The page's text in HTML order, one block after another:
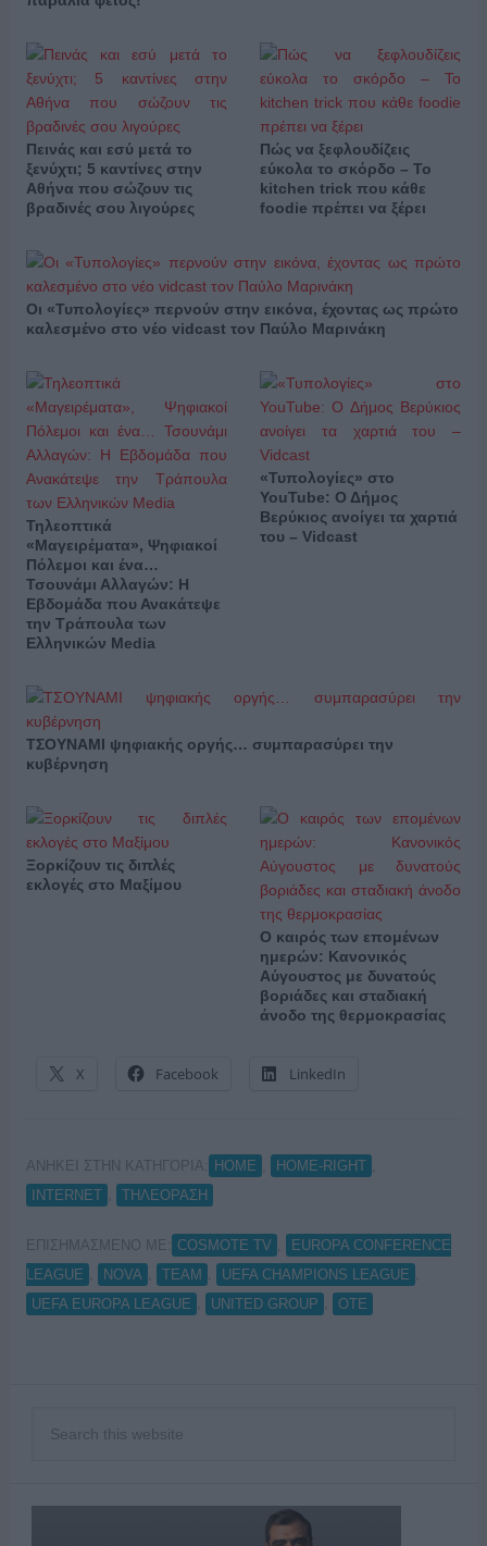
Πεινάς και εσύ μετά το
ξενύχτι; 5 καντίνες στην
Αθήνα που σώζουν τις
βραδινές σου λιγούρες
Πώς να ξεφλουδίζεις
εύκολα το σκόρδο – Το
kitchen trick που κάθε
foodie πρέπει να ξέρει
Οι «Τυπολογίες» περνούν στην εικόνα, έχοντας ως πρώτο
καλεσμένο στο νέο vidcast τον Παύλο Μαρινάκη
Τηλεοπτικά
«Μαγειρέματα», Ψηφιακοί
Πόλεμοι και ένα…
Τσουνάμι Αλλαγών: Η
Εβδομάδα που Ανακάτεψε
την Τράπουλα των
Ελληνικών Media
«Τυπολογίες» στο
YouTube: Ο Δήμος
Βερύκιος ανοίγει τα χαρτιά
του – Vidcast
ΤΣΟΥΝΑΜΙ ψηφιακής οργής… συμπαρασύρει την
κυβέρνηση
Ξορκίζουν τις διπλές
εκλογές στο Μαξίμου
Ο καιρός των επομένων
ημερών: Κανονικός
Αύγουστος με δυνατούς
βοριάδες και σταδιακή
άνοδο της θερμοκρασίας
X Facebook LinkedIn
ΑΝΗΚΕΙ ΣΤΗΝ ΚΑΤΗΓΟΡΙΑ: HOME HOME-RIGHT
INTERNET
ΤΗΛΕΟΡΑΣΗ
ΕΠΙΣΗΜΑΣΜΕΝΟ ΜΕ: COSMOTE TV
EUROPA CONFERENCE
LEAGUE
NOVA TEAM UEFA CHAMPIONS LEAGUE
UEFA EUROPA LEAGUE
UNITED GROUP ΟΤΕ